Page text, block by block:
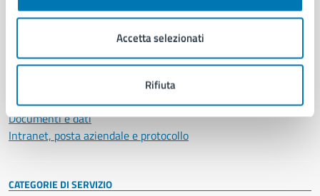
Accetta selezionati
Rifiuta
Organi di governo
Enti e fondazioni
Personale amministrativo
Documenti e dati
Intranet, posta aziendale e protocollo
CATEGORIE DI SERVIZIO